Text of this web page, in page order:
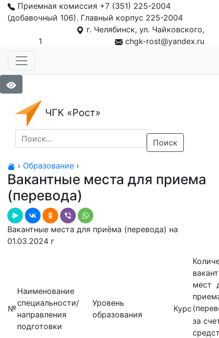
Приемная комиссия +7 (351) 225-2004
(добавочный 106). Главный корпус 225-2004
г. Челябинск, ул. Чайковского,
1
chgk-rost@yandex.ru
ЧГК «Рост»
Поиск
› Образование ›
Вакантные места для приема
(перевода)
Вакантные места для приёма (перевода) на
01.03.2024 г
№
Наименование
специальности/
направления
подготовки
Уровень
образования
Курс
мест
за